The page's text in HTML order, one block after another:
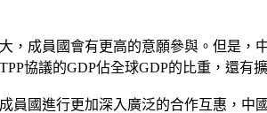
，成員國會有更高的意願參與。但是，
協議的GDP佔全球GDP的比重，還有
員國進行更加深入廣泛的合作互惠，